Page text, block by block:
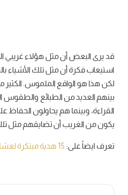
قد يرى البعض أن مثل هؤلاء غريبي
استيعاب فكرة أن مثل تلك الأشياء
لكن هذا هو الواقع الملموس. الكثير
بينهم العديد من الطبائع
القراءة، وبينما هم يحاولون الحفاظ
يكون من الغريب أن تضايقهم مثل
تعرف ايضاً على: 15 هدية مبتكرة لعشاق الكتب والقراءة…